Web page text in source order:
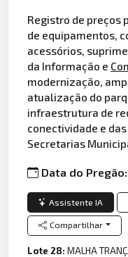
Registro de preços
de equipamentos,
acessórios,
da Informação e
modernização,
atualização do
infraestrutura de
conectividade e
Secretarias
Data do Pregão:
Assistente IA
Compartilhar
Lote 28:MALHA